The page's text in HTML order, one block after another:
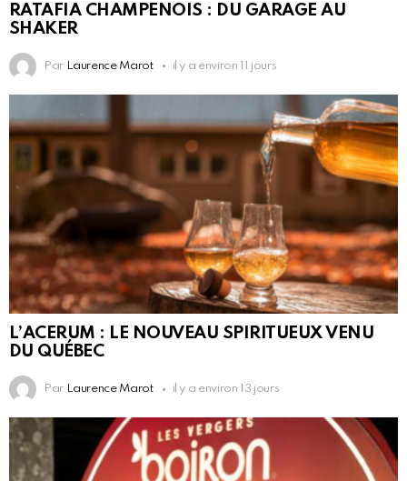
RATAFIA CHAMPENOIS : DU GARAGE AU
SHAKER
Par Laurence Marot il y a environ 11 jours
L’ACERUM : LE NOUVEAU SPIRITUEUX VENU
DU QUÉBEC
Par Laurence Marot il y a environ 13 jours